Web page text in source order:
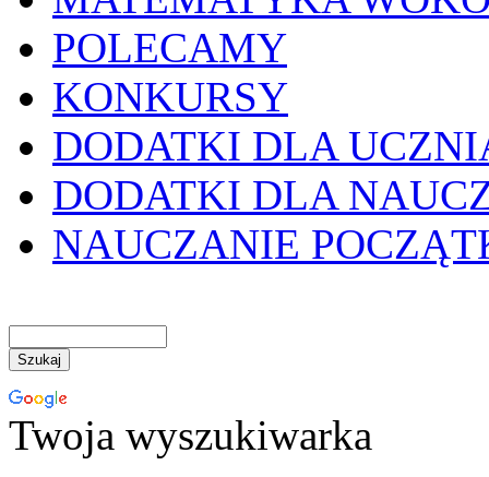
POLECAMY
KONKURSY
DODATKI DLA
DODATKI DLA
NAUCZANIE
Twoja wyszukiwarka